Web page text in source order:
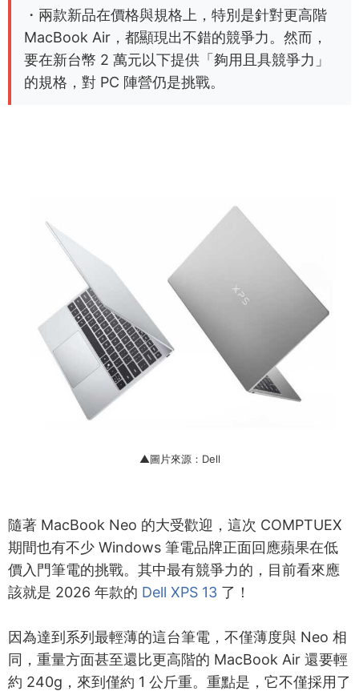
・兩款新品在價格與規格上，特別是針對更高階
MacBook Air，都顯現出不錯的競爭力。然而，
要在新台幣 2 萬元以下提供「夠用且具競爭力」
的規格，對 PC 陣營仍是挑戰。
▲圖片來源：Dell
隨著 MacBook Neo 的大受歡迎，這次 COMPTUEX
期間也有不少 Windows 筆電品牌正面回應蘋果在低
價入門筆電的挑戰。其中最有競爭力的，目前看來應
該就是 2026 年款的 Dell XPS 13 了！
因為達到系列最輕薄的這台筆電，不僅薄度與 Neo 相
同，重量方面甚至還比更高階的 MacBook Air 還要輕
約 240g，來到僅約 1 公斤重。重點是，它不僅採用了